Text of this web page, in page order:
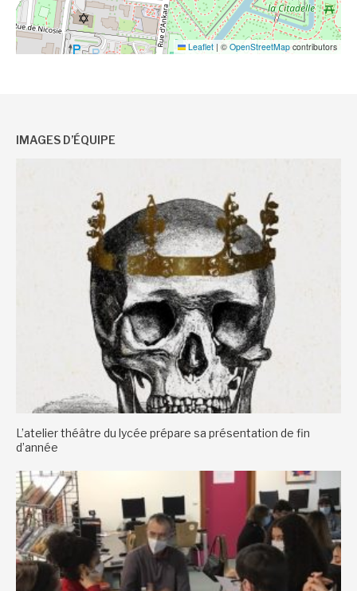
Leaflet | © OpenStreetMapcontributors
IMAGES D’ÉQUIPE
L’atelier théâtre du lycée prépare sa présentation de fin
d’année